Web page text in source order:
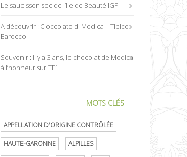
Le saucisson sec de l’Ile de Beauté IGP
A découvrir : Cioccolato di Modica – Tipico
Barocco
Souvenir : il y a 3 ans, le chocolat de Modica
à l’honneur sur TF1
MOTS CLÉS
APPELLATION D'ORIGINE CONTRÔLÉE
HAUTE-GARONNE ALPILLES